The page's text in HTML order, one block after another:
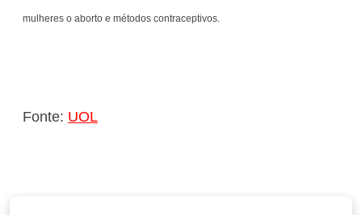
mulheres o aborto e métodos contraceptivos.
Fonte: UOL